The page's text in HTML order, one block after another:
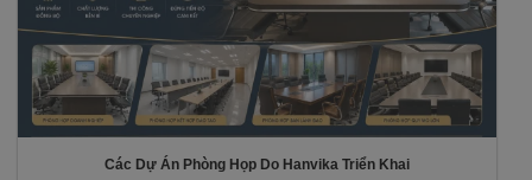
Các Dự Án Phòng Họp Do Hanvika Triển Khai